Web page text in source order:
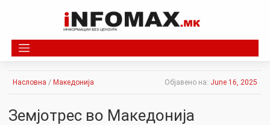
Насловна / Македонија Објавено на: June 16, 2025
Земјотрес во Македонија